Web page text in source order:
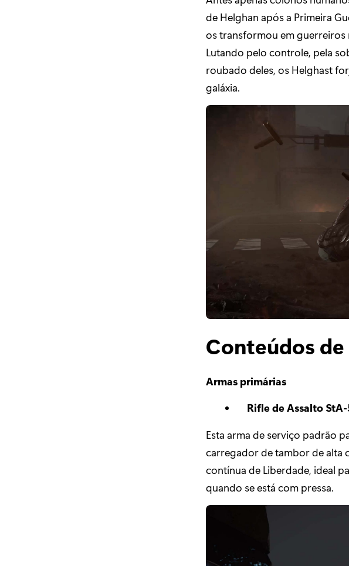
de Helghan após a Primeira
os transformou em guerreiros
Lutando pelo controle, pela
roubado deles, os Helghast
galáxia.
Conteúdos
Armas primárias
Rifle de Assalto
Esta arma de serviço padrão
carregador de tambor de alta
contínua de Liberdade, ideal
quando se está com pressa.